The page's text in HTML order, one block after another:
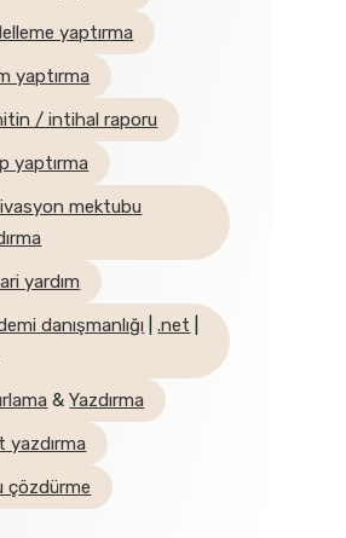
yaptırma
yaptırma
/ intihal raporu
yaptırma
mektubu
yardım
danışmanlığı |.net
&Yazdırma
yazdırma
çözdürme